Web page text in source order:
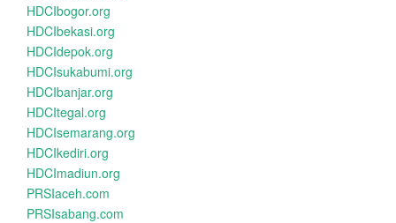
HDCIbogor.org
HDCIbekasi.org
HDCIdepok.org
HDCIsukabumi.org
HDCIbanjar.org
HDCItegal.org
HDCIsemarang.org
HDCIkediri.org
HDCImadiun.org
PRSIaceh.com
PRSIsabang.com